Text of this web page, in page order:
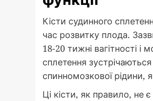
Кісти судинного
час розвитку плода.
18-20 тижні вагітності
сплетення
спинномозкової рідини,
Ці кісти, як правило, не